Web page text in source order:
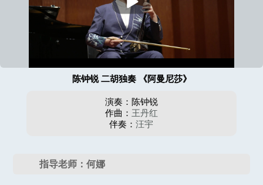
陈钟锐 二胡独奏 《阿曼尼莎》
演奏：陈钟锐
作曲： 王丹红
伴奏：汪宇
指导老师：何娜